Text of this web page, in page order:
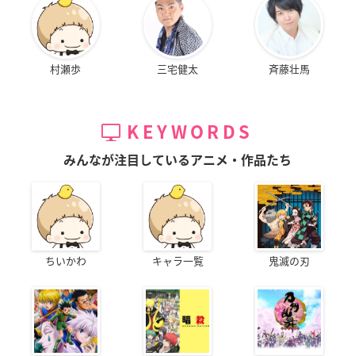
村瀬歩 三宅健太 斉藤壮馬
KEYWORDS
みんなが注目しているアニメ・作品たち
ちいかわ キャラ一覧 鬼滅の刃